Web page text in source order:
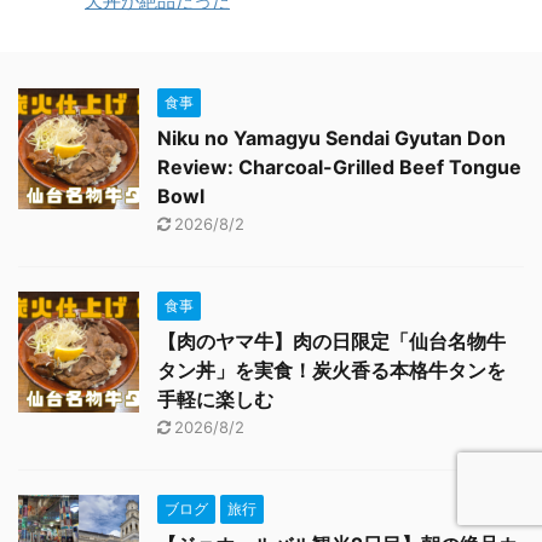
食事
Niku no Yamagyu Sendai Gyutan Don
Review: Charcoal-Grilled Beef Tongue
Bowl
2026/8/2
食事
【肉のヤマ牛】肉の日限定「仙台名物牛
タン丼」を実食！炭火香る本格牛タンを
手軽に楽しむ
2026/8/2
ブログ 旅行